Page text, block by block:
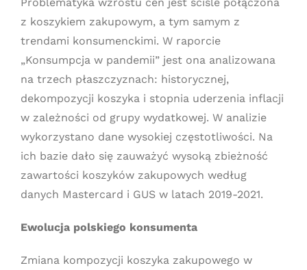
z koszykiem zakupowym, a tym samym z
trendami konsumenckimi. W raporcie
„Konsumpcja w pandemii” jest ona analizowana
na trzech płaszczyznach: historycznej,
dekompozycji koszyka i stopnia uderzenia inflacji
w zależności od grupy wydatkowej. W analizie
wykorzystano dane wysokiej częstotliwości. Na
ich bazie dało się zauważyć wysoką zbieżność
zawartości koszyków zakupowych według
danych Mastercard i GUS w latach 2019-2021.
Ewolucja polskiego konsumenta
Zmiana kompozycji koszyka zakupowego w